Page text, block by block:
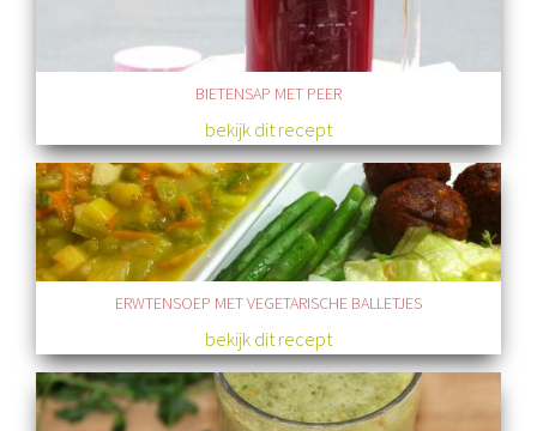
BIETENSAP MET PEER
bekijk dit recept
ERWTENSOEP MET VEGETARISCHE BALLETJES
bekijk dit recept